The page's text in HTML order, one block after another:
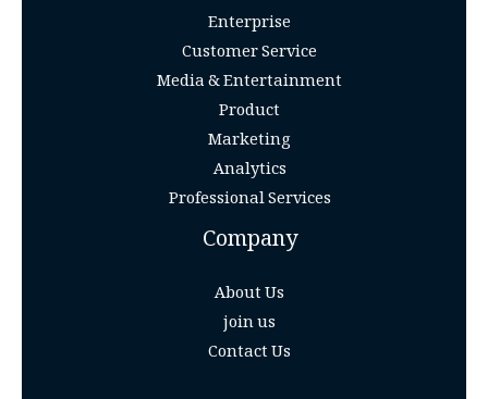
Enterprise
Customer Service
Media & Entertainment
Product
Marketing
Analytics
Professional Services
Company
About Us
join us
Contact Us